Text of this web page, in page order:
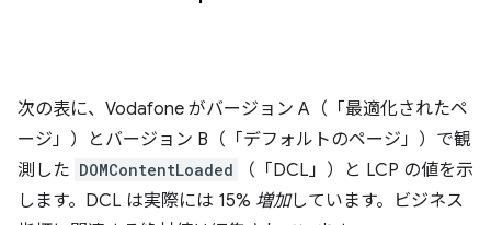
次の表に、Vodafone がバージョン A（「最適化されたペ
ージ」）とバージョン B（「デフォルトのページ」）で観
測した DOMContentLoaded
（「DCL」）と LCP の値を示
します。DCL は実際には 15% 増加しています。ビジネス